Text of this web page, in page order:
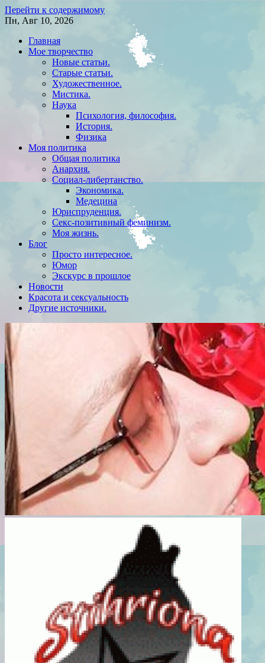
Перейти к содержимому
Пн, Авг 10, 2026
Главная
Мое творчество
Новые статьи.
Старые статьи.
Художественное.
Мистика.
Наука
Психология, философия.
История.
Физика
Моя политика
Общая политика
Анархия.
Социал-либертанство.
Экономика.
Медецина
Юриспруденция.
Секс-позитивный феминизм.
Моя жизнь.
Блог
Просто интересное.
Юмор
Экскурс в прошлое
Новости
Красота и сексуальность
Другие источники.